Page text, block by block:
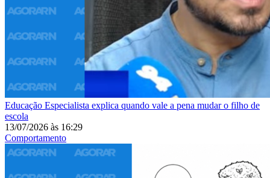
Educação Especialista explica quando vale a pena mudar o filho de
escola
13/07/2026 às 16:29
Comportamento